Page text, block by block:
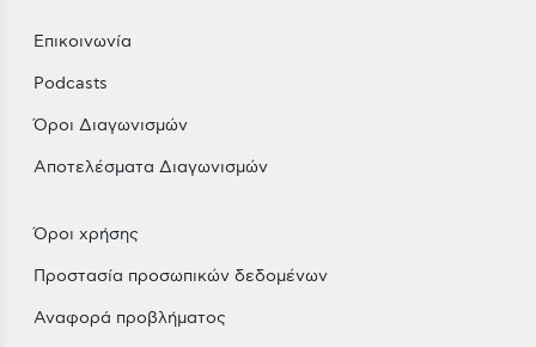
Επικοινωνία
Podcasts
Όροι Διαγωνισμών
Αποτελέσματα Διαγωνισμών
Όροι χρήσης
Προστασία προσωπικών δεδομένων
Αναφορά προβλήματος